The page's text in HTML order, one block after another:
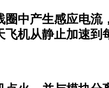
中产生感应电流
飞机从静止加速到